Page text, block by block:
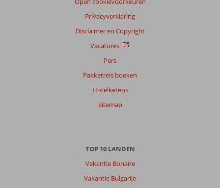
Privacyverklaring
Disclaimer en Copyright
Vacatures
Pers
Pakketreis boeken
Hotelketens
Sitemap
TOP 10 LANDEN
Vakantie Bonaire
Vakantie Bulgarije